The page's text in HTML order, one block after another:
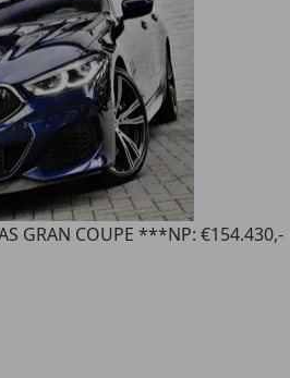
GRAN COUPE ***NP: €154.430,-